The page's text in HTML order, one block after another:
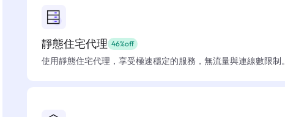
靜態住宅代理 46%off
使用靜態住宅代理，享受極速穩定的服務，無流量與連線數限制。